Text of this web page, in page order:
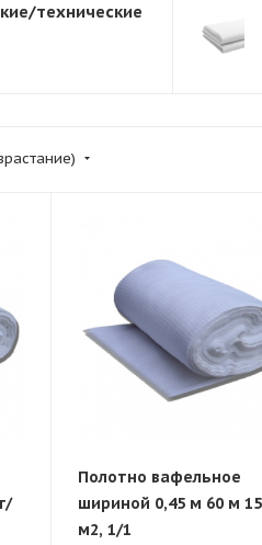
технические
Полотно вафельное
шириной 0,45 м 60 м
м2, 1/1